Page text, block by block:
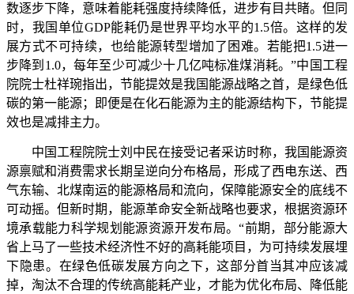
数逐步下降，意味着能耗强度持续降低，进步有目共睹。但同
时，我国单位GDP能耗仍是世界平均水平的1.5倍。这样的发
展方式不可持续，也给能源转型增加了困难。若能把1.5进一
步降到1.0，每年至少可减少十几亿吨标准煤消耗。”中国工程
院院士杜祥琬指出，节能提效是我国能源战略之首，是绿色低
碳的第一能源；即便是在化石能源为主的能源结构下，节能提
效也是减排主力。
中国工程院院士刘中民在接受记者采访时称，我国能源资
源禀赋和消费需求长期呈逆向分布格局，形成了西电东送、西
气东输、北煤南运的能源格局和流向，保障能源安全的底线不
可动摇。但新时期，能源革命安全新战略也要求，根据资源环
境承载能力科学规划能源资源开发布局。“前期，部分能源大
省上马了一些技术经济性不好的高耗能项目，为可持续发展埋
下隐患。在绿色低碳发展方向之下，这部分首当其冲应该减
掉，淘汰不合理的传统高能耗产业，才能为优化布局、降低能